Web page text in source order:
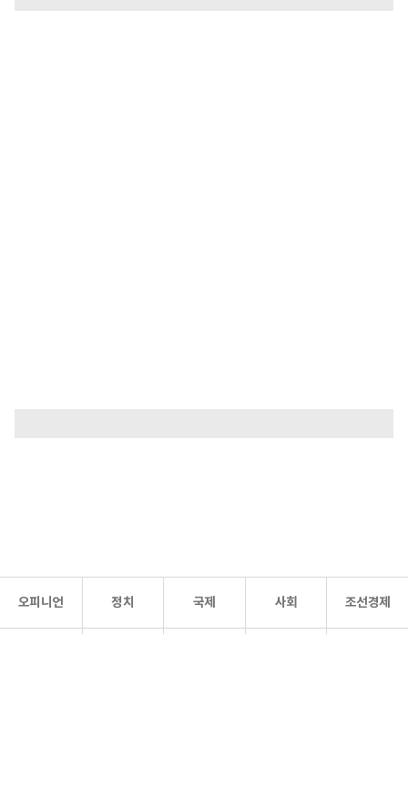
오피니언 정치 국제 사회 조선경제